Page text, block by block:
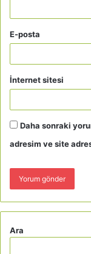
E-posta
İnternet sitesi
Daha sonraki
adresim ve site
Ara